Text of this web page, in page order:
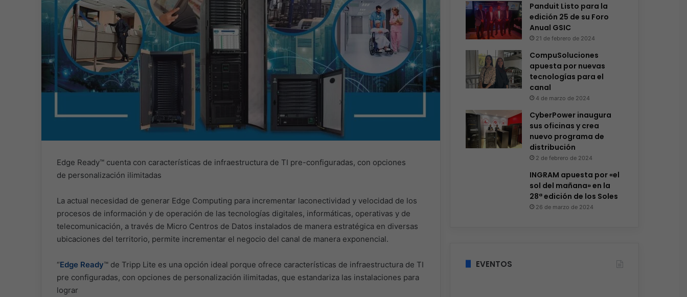
Edge Ready™ cuenta con características de infraestructura de TI pre-configuradas, con opciones
de personalización ilimitadas
La actual necesidad de generar Edge Computing para incrementar laconectividad y velocidad de los
procesos de información y de operación de las tecnologías digitales, informáticas, operativas y de
telecomunicación, a través de Micro Centros de Datos instalados de manera estratégica en diversas
ubicaciones del territorio, permite incrementar el negocio del canal de manera exponencial.
“Edge Ready™ de Tripp Lite es una opción ideal porque ofrece características de infraestructura de TI
pre configuradas, con opciones de personalización ilimitadas, que estandariza las instalaciones para
lograr
Panduit Listo para la
edición 25 de su Foro
Anual GSIC
21 de febrero de 2024
CompuSoluciones
apuesta por nuevas
tecnologías para el
canal
4 de marzo de 2024
CyberPower inaugura
sus oficinas y crea
nuevo programa de
distribución
2 de febrero de 2024
INGRAM apuesta por «el
sol del mañana» en la
28ª edición de los Soles
26 de marzo de 2024
EVENTOS